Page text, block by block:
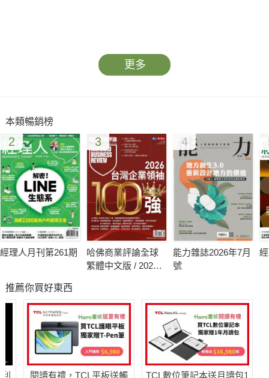
低技術性、可被電腦取代的工作會逐漸消失，但是，你想像不到
的工作也即將誕生，更多的機會隨之而來。而人口老化、亞洲崛
身為世界一員的台灣，無法自外於一波接著一波而來的浪潮。除
了工作的消長外，更重要的是，喊了多年的人才荒，將在2015年
正式揭開序幕，台灣即將面對一個有將無兵、年輕人接班不足的
窘境。
未來如何面對？工作者該往哪裡去？隨著全球的發展脈絡，台灣
又該如何從中找到機會？
更多
本類暢銷榜
2
經理人月刊第261期
3
哈佛商業評論全球
繁體中文版 / 2026
4
能力雜誌2026年7月
號
推薦你買好東西
閱讀有禮，TCL平板送觸 TCL數位筆記本送月讀包1